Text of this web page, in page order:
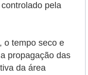
pela
o tempo seco e
propagação das
da área